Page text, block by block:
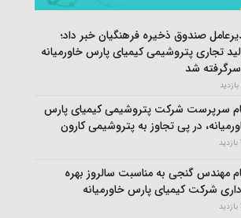
صندوق ذخیره فرهنگیان خبر داد؛
تجاری پتروشیمی کیمیای پارس خاورمیانه
سرگرفته شد
سرپرست شرکت پتروشیمی کیمیای پارس
در پی تجاوز به پتروشیمی کارون
مهندس گنجی به مناسبت سالروز بهره
شرکت کیمیای پارس خاورمیانه